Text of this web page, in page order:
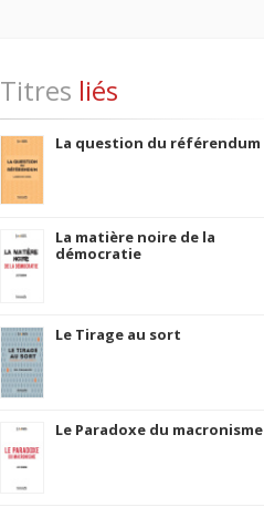
Titres liés
La question du référendum
La matière noire de la
démocratie
Le Tirage au sort
Le Paradoxe du macronisme